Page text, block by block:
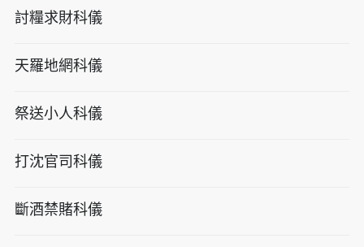
討糧求財科儀
天羅地網科儀
祭送小人科儀
打沈官司科儀
斷酒禁賭科儀